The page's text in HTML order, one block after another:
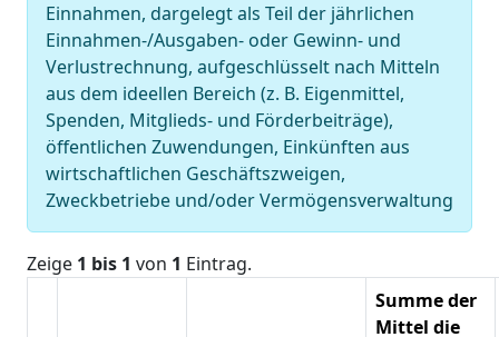
Einnahmen, dargelegt als Teil der jährlichen
Einnahmen-/Ausgaben- oder Gewinn- und
Verlustrechnung, aufgeschlüsselt nach Mitteln
aus dem ideellen Bereich (z. B. Eigenmittel,
Spenden, Mitglieds- und Förderbeiträge),
öffentlichen Zuwendungen, Einkünften aus
wirtschaftlichen Geschäftszweigen,
Zweckbetriebe und/oder Vermögensverwaltung
Zeige 1 bis 1 von 1 Eintrag.
Summe der
Mittel die